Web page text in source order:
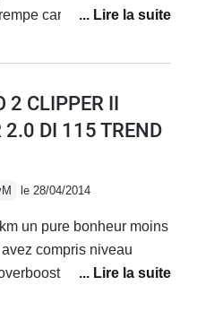
car j'avais une
un peu gourmande
cv 5.1 /100 contre
conditions de
2 CLIPPER II
2.0 DI 115 TREND
le 28/04/2014
un pure bonheur moins
compris niveau
conso 7litre